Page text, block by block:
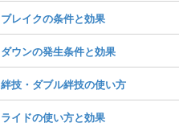
ブレイクの条件と効果
ダウンの発生条件と効果
絆技・ダブル絆技の使い方
ライドの使い方と効果